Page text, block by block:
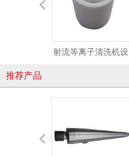
射流等离子清洗机设
推荐产品